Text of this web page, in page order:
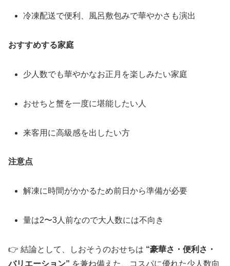
冷凍配送で便利、風呂敷包みで華やかさも演出
おすすめする家庭
少人数でも華やかなお正月を楽しみたい家庭
おせちと蟹を一度に堪能したい人
来客用に高級感を出したい方
注意点
解凍に時間がかかるため前日から準備が必要
量は2〜3人前なので大人数には不向き
👉 結論として、しおそうのおせちは “豪華さ・便利さ・
バリエーション” を兼ね備えた、コスパに優れた少人数向